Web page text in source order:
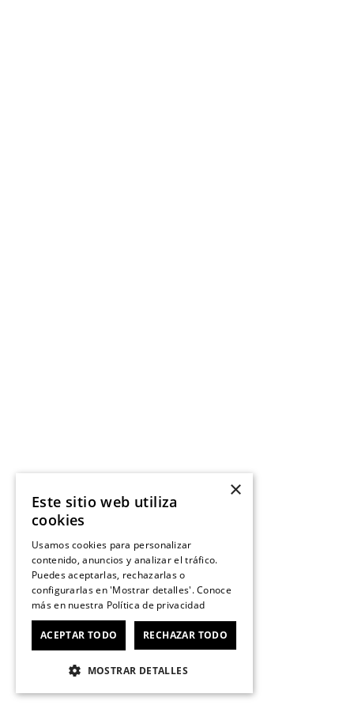
×
Este sitio web utiliza
cookies
Usamos cookies para personalizar
contenido, anuncios y analizar el tráfico.
Puedes aceptarlas, rechazarlas o
configurarlas en 'Mostrar detalles'. Conoce
más en nuestra Política de privacidad
ACEPTAR TODO RECHAZAR TODO
MOSTRAR DETALLES